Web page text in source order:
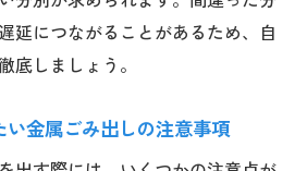
延につながることがあるため、自
底しましょう。
金属ごみ出しの注意事項